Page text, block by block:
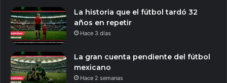
La historia que el fútbol tardó 32
años en repetir
Hace 3 días
La gran cuenta pendiente del fútbol
mexicano
Hace 2 semanas